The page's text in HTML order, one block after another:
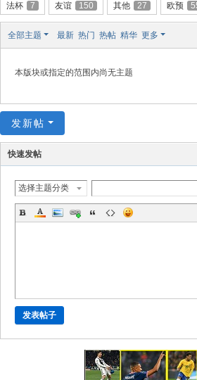
求
致
法杯 7 友谊 150 其他 27 欧预
全部主题 最新 热门 热帖 精华 更多
本版块或指定的范围内尚无主题
发新帖
快速发帖
选择主题分类
发表帖子